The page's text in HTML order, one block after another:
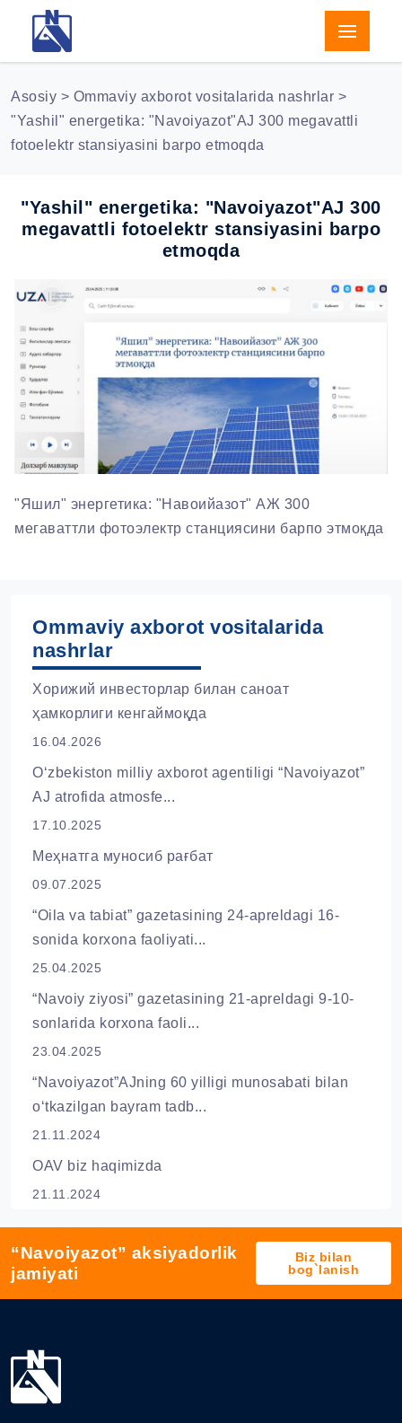
Asosiy > Ommaviy axborot vositalarida nashrlar >
"Yashil" energetika: "Navoiyazot"AJ 300 megavattli
fotoelektr stansiyasini barpo etmoqda
"Yashil" energetika: "Navoiyazot"AJ 300
megavattli fotoelektr stansiyasini barpo
etmoqda
"Яшил" энергетика: "Навоийазот" АЖ 300
мегаваттли фотоэлектр станциясини барпо этмоқда
Ommaviy axborot vositalarida
nashrlar
Хорижий инвесторлар билан саноат
ҳамкорлиги кенгаймоқда
16.04.2026
O‘zbekiston milliy axborot agentiligi “Navoiyazot”
AJ atrofida atmosfe...
17.10.2025
Меҳнатга муносиб рағбат
09.07.2025
“Oila va tabiat” gazetasining 24-apreldagi 16-
sonida korxona faoliyati...
25.04.2025
“Navoiy ziyosi” gazetasining 21-apreldagi 9-10-
sonlarida korxona faoli...
23.04.2025
“Navoiyazot”AJning 60 yilligi munosabati bilan
oʻtkazilgan bayram tadb...
21.11.2024
OAV biz haqimizda
21.11.2024
“Navoiyazot” aksiyadorlik
jamiyati
Biz bilan
bog`lanish